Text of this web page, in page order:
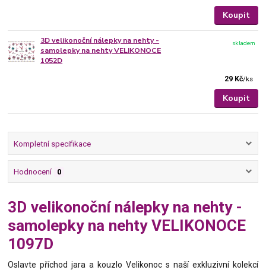
Koupit
3D velikonoční nálepky na nehty -
samolepky na nehty VELIKONOCE
1052D
29 Kč/ks
skladem
Koupit
Kompletní specifikace
Hodnocení 0
3D velikonoční nálepky na nehty -
samolepky na nehty VELIKONOCE
1097D
Oslavte příchod jara a kouzlo Velikonoc s naší exkluzivní kolekcí